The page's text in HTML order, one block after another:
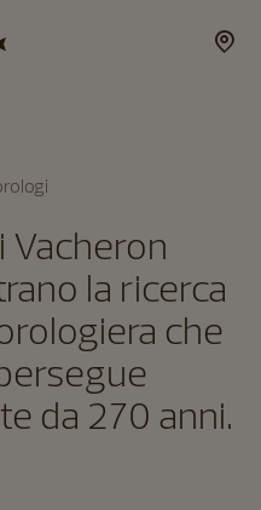
Vacheron
la ricerca
che
da 270 anni.